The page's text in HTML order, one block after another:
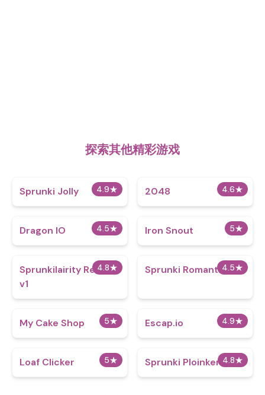
探索其他精彩游戏
4.9★
Sprunki Jolly 4.6★
2048
4.5★
Dragon IO 5★
Iron Snout
4.8★
Sprunkilairity Remake
v1
4.5★
Sprunki Romantic
5★
My Cake Shop 4.9★
Escap.io
5★
Loaf Clicker 4.8★
Sprunki Ploinkers